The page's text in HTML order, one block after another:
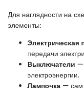
Для наглядности на
элементы:
Электрическая
передачи
Выключатели —
электроэнергии.
Лампочка — сам